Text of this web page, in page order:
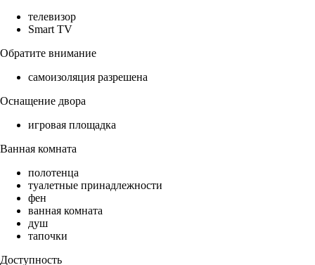
телевизор
Smart TV
Обратите внимание
самоизоляция разрешена
Оснащение двора
игровая площадка
Ванная комната
полотенца
туалетные принадлежности
фен
ванная комната
душ
тапочки
Доступность